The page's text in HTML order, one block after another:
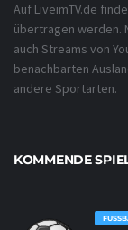
Auf LiveimTV.de
übertragen werden.
auch Streams von
benachbarten
andere Sportarten.
KOMMENDE